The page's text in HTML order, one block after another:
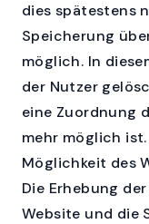
dies spätestens
Speicherung
möglich. In
der Nutzer
eine Zuordnung
mehr möglich ist.
Möglichkeit des
Die Erhebung
Website und die